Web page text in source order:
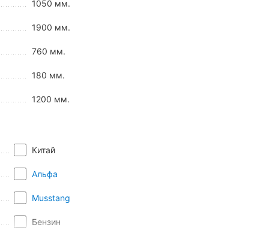
потужність двигуна, апарат підходить для:
що добре гасять удари і вібрації. Це дозволяє
витримувати навантаження в 150 кг. Подібна
1050 мм.
1900 мм.
760 мм.
180 мм.
1200 мм.
Китай
Альфа
Musstang
Бензин